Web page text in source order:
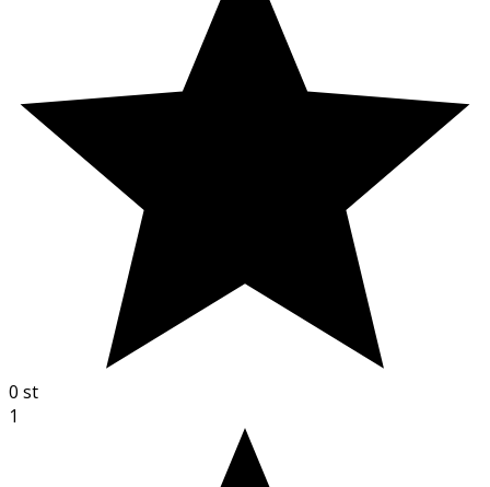
0 st
1